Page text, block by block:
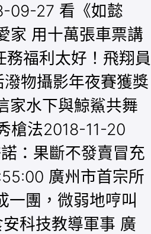
09-27 看《如懿
家 用十萬張車票講
務福利太好！飛翔員
物攝影年夜賽獲獎
家水下與鯨鯊共舞
槍法2018-11-20
：果斷不發賣冒充
廣州市首宗所
一團，微弱地哼叫
科技教導軍事 廣